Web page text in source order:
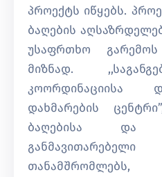
პროექტს იწყებს.
ბაღების
უსაფრთხო
მიზნად.
კოორდინაციისა
დახმარების
ბაღებისა და
თანამშრომლებს,